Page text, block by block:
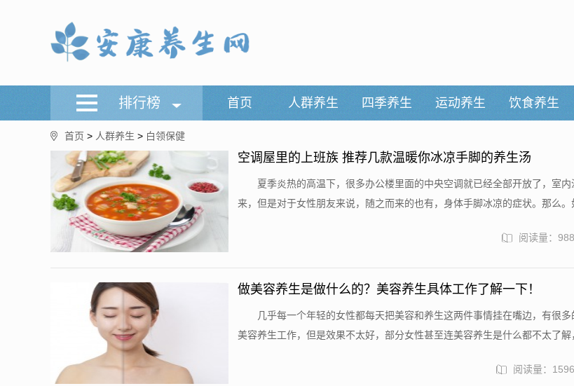
排行榜 首页 人群养生 四季养生 运动养生 饮食养生
首页 > 人群养生 > 白领保健
空调屋里的上班族 推荐几款温暖你冰凉手脚的养生汤
夏季炎热的高温下，很多办公楼里面的中央空调就已经全部开放了，室
来，但是对于女性朋友来说，随之而来的也有，身体手脚冰凉的症状。那么。
阅读量：988
做美容养生是做什么的？美容养生具体工作了解一下！
几乎每一个年轻的女性都每天把美容和养生这两件事情挂在嘴边，有很
美容养生工作，但是效果不太好，部分女性甚至连美容养生是什么都不太了解
阅读量：1596